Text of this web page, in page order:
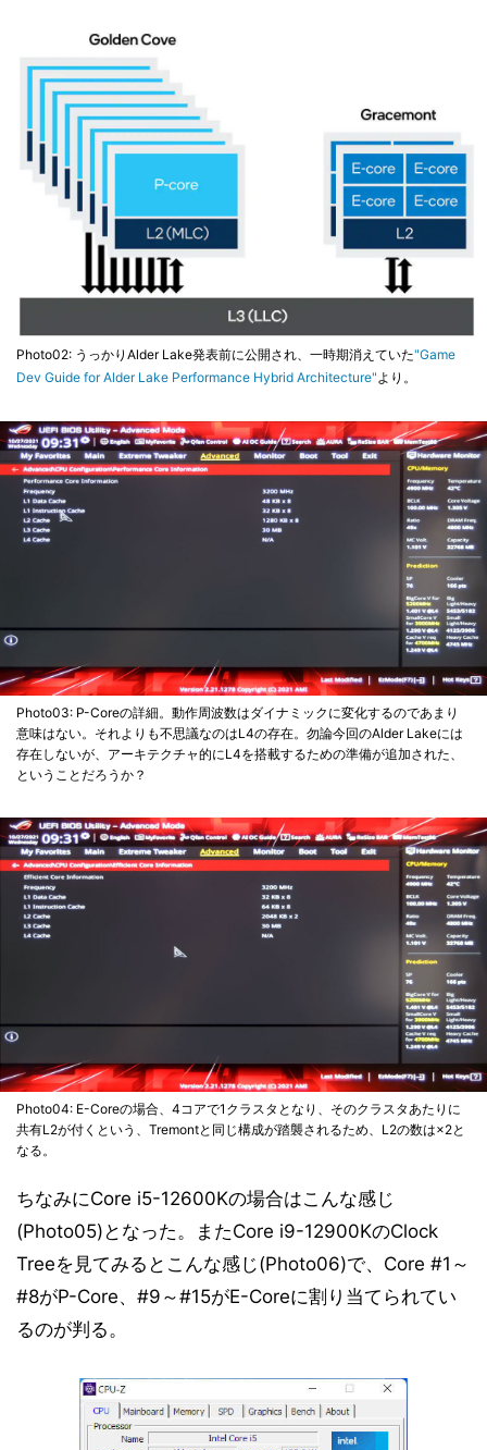
Photo02: うっかりAlder Lake発表前に公開され、一時期消えていた"Game
Dev Guide for Alder Lake Performance Hybrid Architecture" より。
Photo03: P-Coreの詳細。動作周波数はダイナミックに変化するのであまり
意味はない。それよりも不思議なのはL4の存在。勿論今回のAlder Lakeには
存在しないが、アーキテクチャ的にL4を搭載するための準備が追加された、
ということだろうか？
Photo04: E-Coreの場合、4コアで1クラスタとなり、そのクラスタあたりに
共有L2が付くという、Tremontと同じ構成が踏襲されるため、L2の数は×2と
なる。
ちなみにCore i5-12600Kの場合はこんな感じ
(Photo05)となった。またCore i9-12900KのClock
Treeを見てみるとこんな感じ(Photo06)で、Core #1～
#8がP-Core、#9～#15がE-Coreに割り当てられてい
るのが判る。